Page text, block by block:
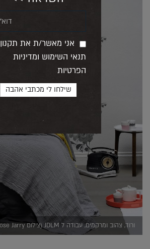
ורוד, צהוב ומרקמים, עבודה ל JDLM (צילום Marie-Jose Jarry)
אני מאשר/ת את תקנון
תנאי השימוש ומדיניות
הפרטיות